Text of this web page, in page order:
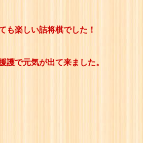
も楽しい詰将棋でした！
護で元気が出て来ました。